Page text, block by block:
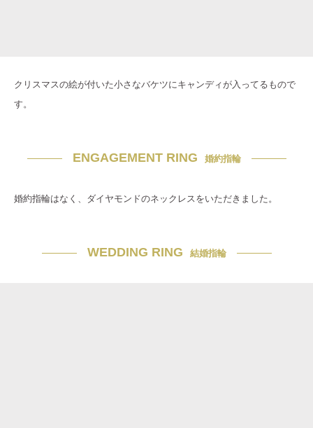
クリスマスの絵が付いた小さなバケツにキャンディが入ってるもので
す。
ENGAGEMENT RING 婚約指輪
婚約指輪はなく、ダイヤモンドのネックレスをいただきました。
WEDDING RING 結婚指輪